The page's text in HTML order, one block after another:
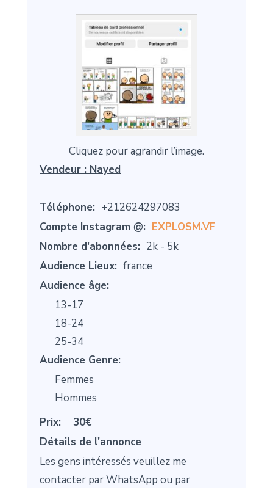
Cliquez pour agrandir l’image.
Vendeur : Nayed
Téléphone: +212624297083
Compte Instagram @: EXPLOSM.VF
Nombre d'abonnées: 2k - 5k
Audience Lieux: france
Audience âge:
13-17
18-24
25-34
Audience Genre:
Femmes
Hommes
Prix:
30€
Détails de l'annonce
Les gens intéressés veuillez me
contacter par WhatsApp ou par